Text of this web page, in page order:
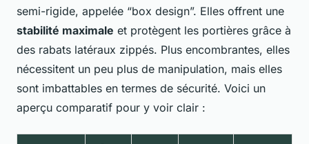
semi-rigide, appelée “box design”. Elles offrent une
stabilité maximale et protègent les portières grâce à
des rabats latéraux zippés. Plus encombrantes, elles
nécessitent un peu plus de manipulation, mais elles
sont imbattables en termes de sécurité. Voici un
aperçu comparatif pour y voir clair :